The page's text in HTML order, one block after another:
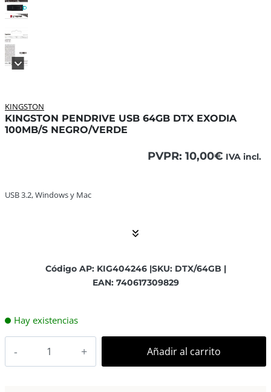
KINGSTON
KINGSTON PENDRIVE USB 64GB DTX EXODIA
100MB/S NEGRO/VERDE
PVPR: 10,00€ IVA incl.
USB 3.2, Windows y Mac ... El contenido continúa.
USB 3.2, Windows y Mac
Código AP: KIG404246 |SKU: DTX/64GB |
EAN: 740617309829
Hay existencias
Añadir al carrito